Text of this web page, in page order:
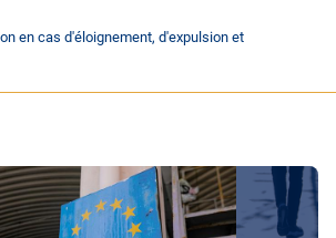
en cas d'éloignement, d'expulsion et